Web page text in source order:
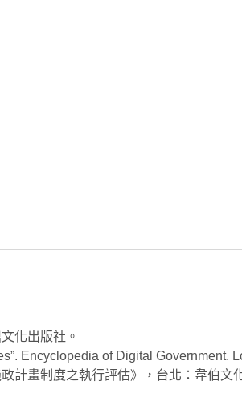
化出版社。
Encyclopedia of Digital Government.
計畫制度之執行評估》，台北：韋伯文